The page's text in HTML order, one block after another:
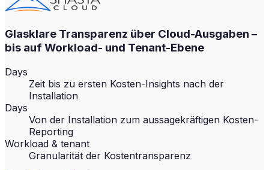
Glasklare Transparenz über Cloud-Ausgaben –
bis auf Workload- und Tenant-Ebene
Days
Zeit bis zu ersten Kosten-Insights nach der
Installation
Days
Von der Installation zum aussagekräftigen Kosten-
Reporting
Workload & tenant
Granularität der Kostentransparenz